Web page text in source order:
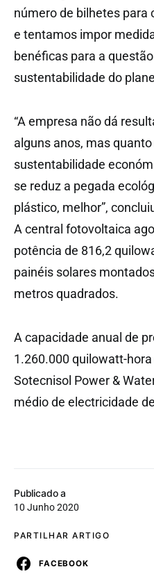
Publicado a
10 Junho 2020
PARTILHAR ARTIGO
FACEBOOK
número de bilhetes
e tentamos impor
benéficas para a
sustentabilidade do
“A empresa não dá
alguns anos, mas
sustentabilidade
se reduz a pegada
plástico, melhor”,
A central fotovoltaica
potência de 816,2
painéis solares
metros quadrados.
A capacidade anual de
1.260.000 quilowatt-
Sotecnisol Power &
médio de electricidade